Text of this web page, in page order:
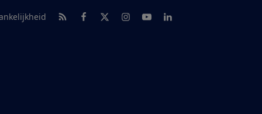
RSS-feed nieuws
Facebook
TwitterInstagram
YoutubeLinkedIn